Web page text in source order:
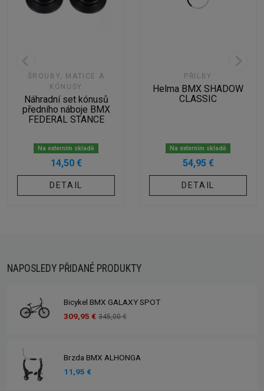
ŠROUBY, MATICE A
KÓNUSY
Náhradní set kónusů
předního náboje BMX
FEDERAL STANCE
Na externím skladě
14,50 €
DETAIL
PŘILBY
Helma BMX SHADOW
CLASSIC
Na externím skladě
54,95 €
DETAIL
NAPOSLEDY PŘIDANÉ PRODUKTY
Bicykel BMX GALAXY SPOT
309,95 € 345,00 €
Brzda BMX ALHONGA
11,95 €